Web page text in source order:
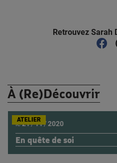
Retrouvez Sarah
À (Re)Découvrir
En quête de soi
le21/11/2020
ATELIER